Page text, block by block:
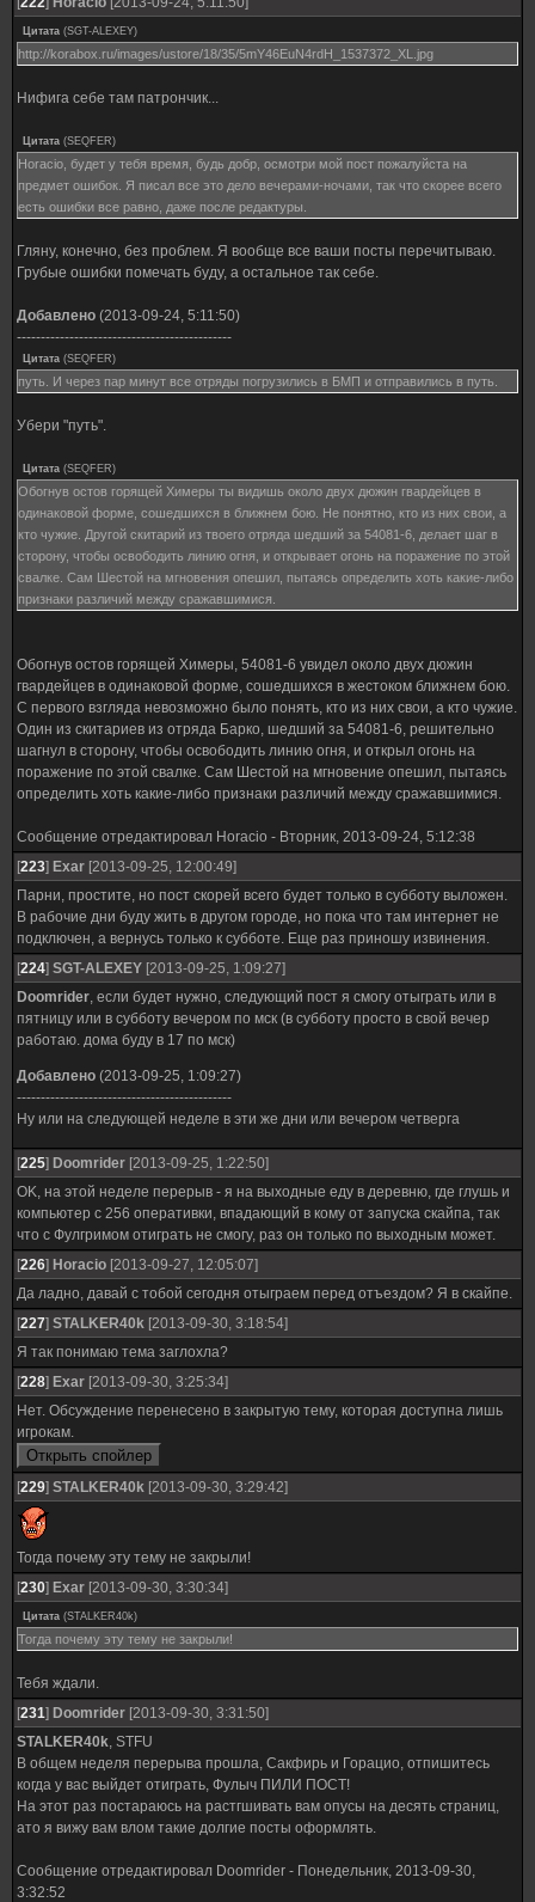
Цитата (SGT-ALEXEY)
http://korabox.ru/images/ustore/18/35/5mY46EuN4rdH_1537372_XL.jpg
Нифига себе там патрончик...
Цитата (SEQFER)
Horacio, будет у тебя время, будь добр, осмотри мой пост пожалуйста на
предмет ошибок. Я писал все это дело вечерами-ночами, так что скорее всего
есть ошибки все равно, даже после редактуры.
Гляну, конечно, без проблем. Я вообще все ваши посты перечитываю.
Грубые ошибки помечать буду, а остальное так себе.
Добавлено (2013-09-24, 5:11:50)
---------------------------------------------
Цитата (SEQFER)
путь. И через пар минут все отряды погрузились в БМП и отправились в путь.
Убери "путь".
Цитата (SEQFER)
Обогнув остов горящей Химеры ты видишь около двух дюжин гвардейцев в
одинаковой форме, сошедшихся в ближнем бою. Не понятно, кто из них свои, а
кто чужие. Другой скитарий из твоего отряда шедший за 54081-6, делает шаг в
сторону, чтобы освободить линию огня, и открывает огонь на поражение по этой
свалке. Сам Шестой на мгновения опешил, пытаясь определить хоть какие-либо
признаки различий между сражавшимися.
Обогнув остов горящей Химеры, 54081-6 увидел около двух дюжин
гвардейцев в одинаковой форме, сошедшихся в жестоком ближнем бою.
С первого взгляда невозможно было понять, кто из них свои, а кто чужие.
Один из скитариев из отряда Барко, шедший за 54081-6, решительно
шагнул в сторону, чтобы освободить линию огня, и открыл огонь на
поражение по этой свалке. Сам Шестой на мгновение опешил, пытаясь
определить хоть какие-либо признаки различий между сражавшимися.
Сообщение отредактировал Horacio - Вторник, 2013-09-24, 5:12:38
[223] Exar [2013-09-25, 12:00:49]
Парни, простите, но пост скорей всего будет только в субботу выложен.
В рабочие дни буду жить в другом городе, но пока что там интернет не
подключен, а вернусь только к субботе. Еще раз приношу извинения.
[224] SGT-ALEXEY [2013-09-25, 1:09:27]
Doomrider, если будет нужно, следующий пост я смогу отыграть или в
пятницу или в субботу вечером по мск (в субботу просто в свой вечер
работаю. дома буду в 17 по мск)
Добавлено (2013-09-25, 1:09:27)
---------------------------------------------
Ну или на следующей неделе в эти же дни или вечером четверга
[225] Doomrider [2013-09-25, 1:22:50]
OK, на этой неделе перерыв - я на выходные еду в деревню, где глушь и
компьютер с 256 оперативки, впадающий в кому от запуска скайпа, так
что с Фулгримом отиграть не смогу, раз он только по выходным может.
[226] Horacio [2013-09-27, 12:05:07]
Да ладно, давай с тобой сегодня отыграем перед отъездом? Я в скайпе.
[227] STALKER40k [2013-09-30, 3:18:54]
Я так понимаю тема заглохла?
[228] Exar [2013-09-30, 3:25:34]
Нет. Обсуждение перенесено в закрытую тему, которая доступна лишь
игрокам.
[229] STALKER40k [2013-09-30, 3:29:42]
Тогда почему эту тему не закрыли!
[230] Exar [2013-09-30, 3:30:34]
Цитата (STALKER40k)
Тогда почему эту тему не закрыли!
Тебя ждали.
[231] Doomrider [2013-09-30, 3:31:50]
STALKER40k, STFU
В общем неделя перерыва прошла, Сакфирь и Горацио, отпишитесь
когда у вас выйдет отиграть, Фулыч ПИЛИ ПОСТ!
На этот раз постараюсь на растгшивать вам опусы на десять страниц,
ато я вижу вам влом такие долгие посты оформлять.
Сообщение отредактировал Doomrider - Понедельник, 2013-09-30,
3:32:52